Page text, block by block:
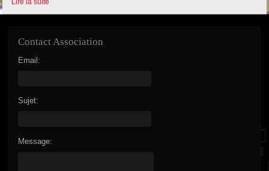
Lire la suite
Contact Association
Email:
Sujet:
Message: